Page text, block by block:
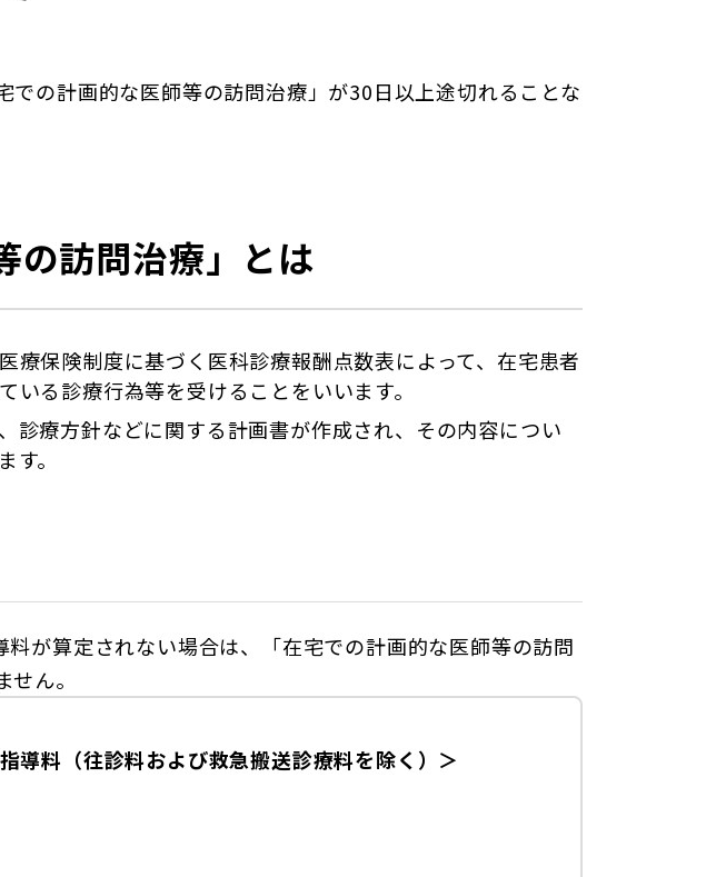
の計画的な医師等の訪問治療」が30日以上途切れることな
の訪問治療」とは
療保険制度に基づく医科診療報酬点数表によって、在宅患者
る診療行為等を受けることをいいます。
診療方針などに関する計画書が作成され、その内容につい
。
が算定されない場合は、「在宅での計画的な医師等の訪問
ん。
導料（往診料および救急搬送診療料を除く）＞